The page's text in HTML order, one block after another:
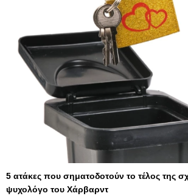
5 ατάκες που σηματοδοτούν το τέλος της
ψυχολόγο του Χάρβαρντ